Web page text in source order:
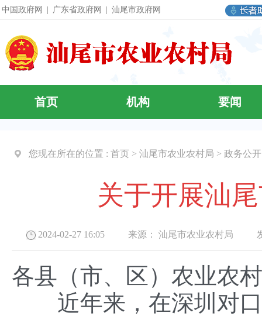
中国政府网 广东省政府网 汕尾市政府网
首页 机构 要闻
您现在所在的位置 : 首页 > 汕尾市农业农村局 > 政务公开
关于开展汕
2024-02-27 16:05 来源： 汕尾市农业农村局 发
各县（市、区）农业农
近年来，在深圳对口